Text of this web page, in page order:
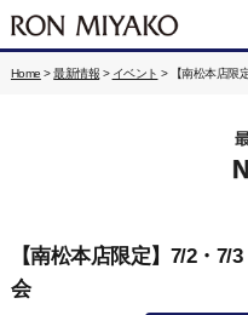
Home >最新情報 > イベント > 【南松本店限
【南松本店限定】7/2・7/
会